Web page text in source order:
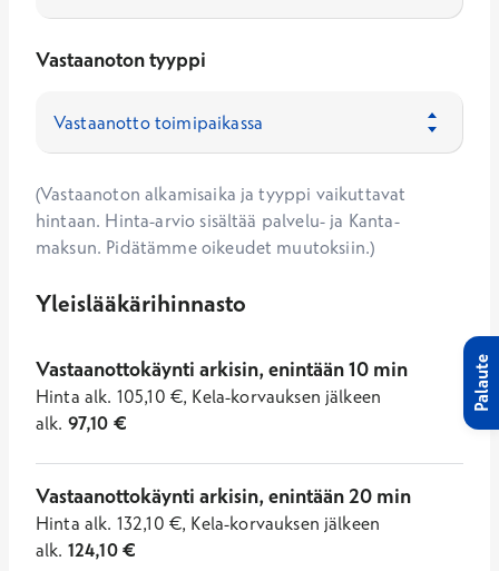
Vastaanoton tyyppi
(Vastaanoton alkamisaika ja tyyppi vaikuttavat
hintaan. Hinta-arvio sisältää palvelu- ja Kanta-
maksun. Pidätämme oikeudet muutoksiin.)
Yleislääkärihinnasto
Vastaanottokäynti arkisin, enintään 10 min
Hinta alk. 105,10 €, Kela-korvauksen jälkeen
alk. 97,10 €
Vastaanottokäynti arkisin, enintään 20 min
Hinta alk. 132,10 €, Kela-korvauksen jälkeen
alk. 124,10€
Palaute